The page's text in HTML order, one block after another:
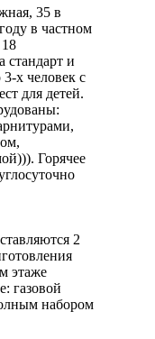
35 в
в частном
стандарт и
х человек с
для детей.
Горячее
2
этаже
газовой
набором